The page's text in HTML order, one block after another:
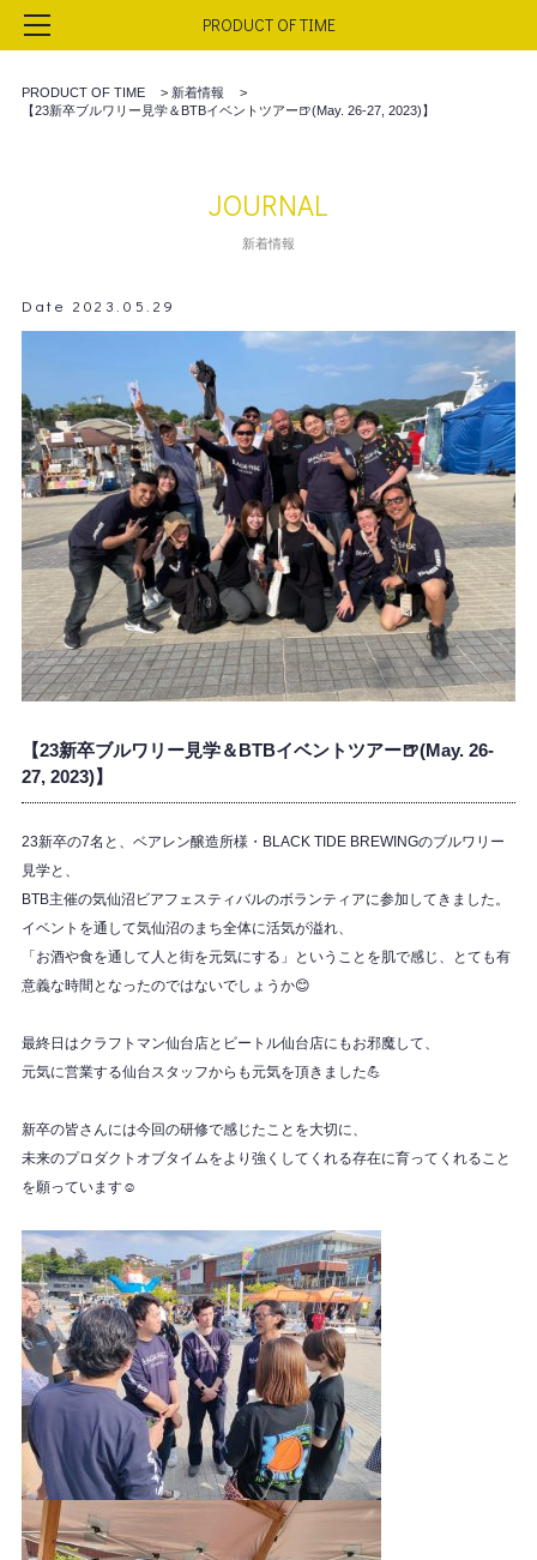
PRODUCT OF TIME
PRODUCT OF TIME > 新着情報
>
【23新卒ブルワリー見学＆BTBイベントツアー🍺(May. 26-27, 2023)】
JOURNAL
新着情報
Date 2023.05.29
【23新卒ブルワリー見学＆BTBイベントツアー🍺(May. 26-
27, 2023)】
23新卒の7名と、ベアレン醸造所様・BLACK TIDE BREWINGのブルワリー
見学と、
BTB主催の気仙沼ビアフェスティバルのボランティアに参加してきました。
イベントを通して気仙沼のまち全体に活気が溢れ、
「お酒や食を通して人と街を元気にする」ということを肌で感じ、とても有
意義な時間となったのではないでしょうか😊
最終日はクラフトマン仙台店とビートル仙台店にもお邪魔して、
元気に営業する仙台スタッフからも元気を頂きました💪
新卒の皆さんには今回の研修で感じたことを大切に、
未来のプロダクトオブタイムをより強くしてくれる存在に育ってくれること
を願っています☺️